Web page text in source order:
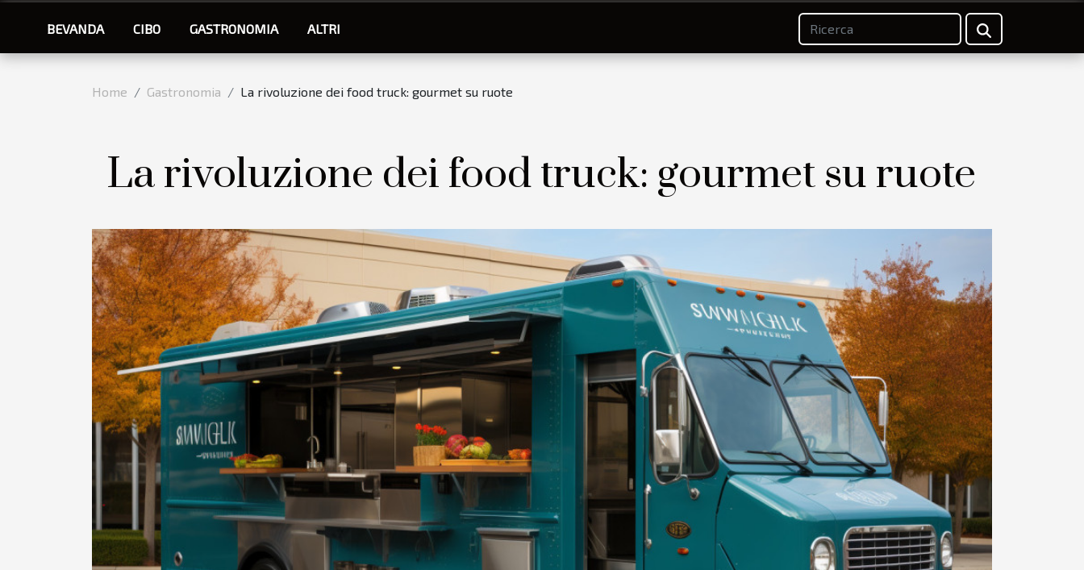
BEVANDA CIBO GASTRONOMIA ALTRI
Home Gastronomia La rivoluzione dei food truck: gourmet su ruote
La rivoluzione dei food truck: gourmet su ruote